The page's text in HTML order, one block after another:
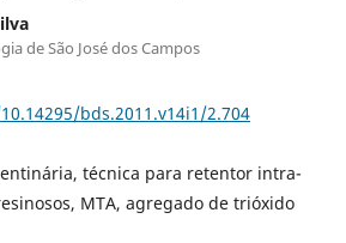
de São José dos Campos
bds.2011.v14i1/2.704
técnica para retentor intra-
MTA, agregado de trióxido